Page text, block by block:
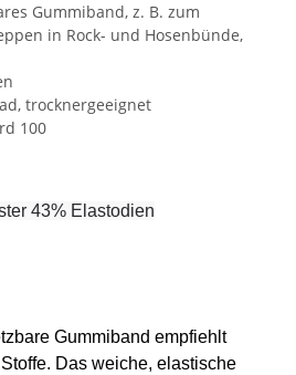
Gummiband, z. B. zum
in Rock- und Hosenbünde,
trocknergeeignet
100
43% Elastodien
Gummiband empfiehlt
Das weiche, elastische